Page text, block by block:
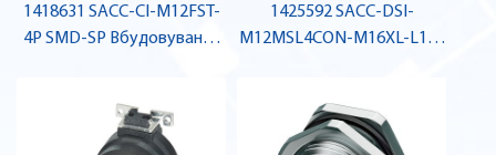
1418631 SACC-CI-M12FST-
4P SMD-SP Вбудовуваний
1425592 SACC-DSI-
M12MSL4CON-M16XL-L180